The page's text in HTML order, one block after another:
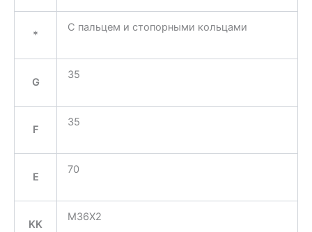
*
С пальцем и стопорными кольцами
G
35
F
35
E
70
KK
M36X2